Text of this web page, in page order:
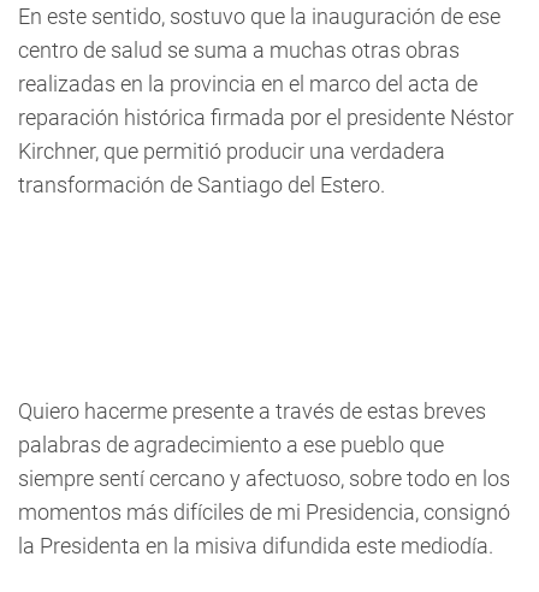
En este sentido, sostuvo que la inauguración de ese
centro de salud se suma a muchas otras obras
realizadas en la provincia en el marco del acta de
reparación histórica firmada por el presidente Néstor
Kirchner, que permitió producir una verdadera
transformación de Santiago del Estero.
Quiero hacerme presente a través de estas breves
palabras de agradecimiento a ese pueblo que
siempre sentí cercano y afectuoso, sobre todo en los
momentos más difíciles de mi Presidencia, consignó
la Presidenta en la misiva difundida este mediodía.